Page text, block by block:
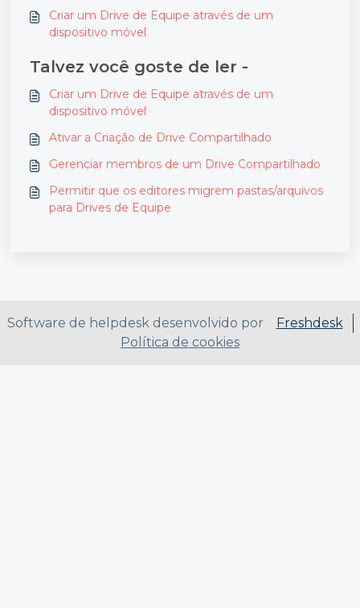
Criar um Drive de Equipe através de um
dispositivo móvel
Talvez você goste de ler -
Criar um Drive de Equipe através de um
dispositivo móvel
Ativar a Criação de Drive Compartilhado
Gerenciar membros de um Drive Compartilhado
Permitir que os editores migrem pastas/arquivos
para Drives de Equipe
Software de helpdesk desenvolvido por
Freshdesk
Política de cookies